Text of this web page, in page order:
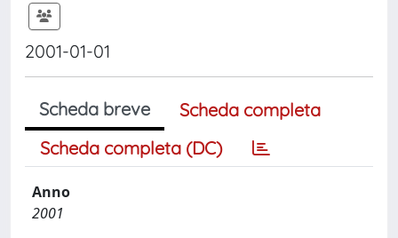
2001-01-01
Scheda breve
Scheda completa
Scheda completa (DC)
Anno
2001